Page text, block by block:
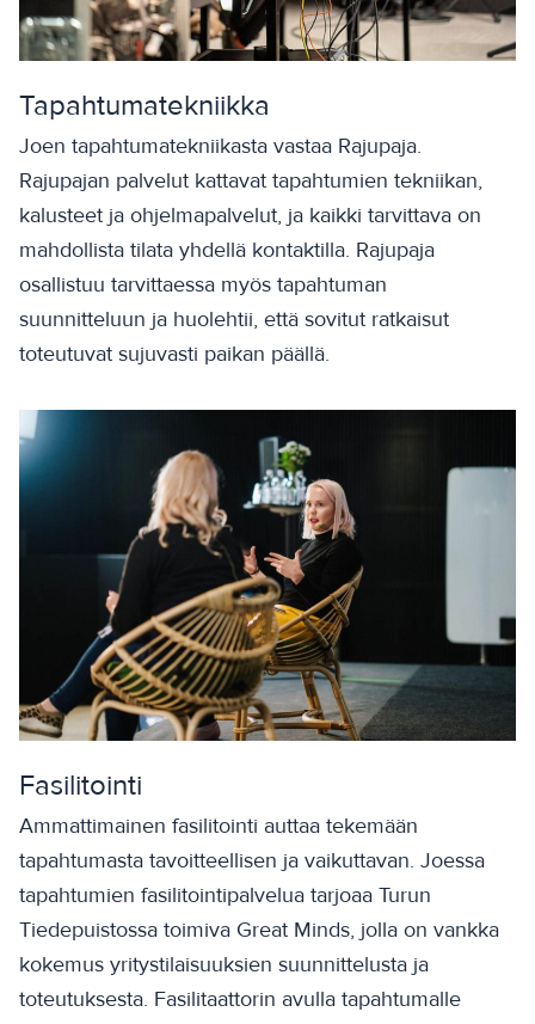
Tapahtumatekniikka
Joen tapahtumatekniikasta vastaa Rajupaja.
Rajupajan palvelut kattavat tapahtumien tekniikan,
kalusteet ja ohjelmapalvelut, ja kaikki tarvittava on
mahdollista tilata yhdellä kontaktilla. Rajupaja
osallistuu tarvittaessa myös tapahtuman
suunnitteluun ja huolehtii, että sovitut ratkaisut
toteutuvat sujuvasti paikan päällä.
Fasilitointi
Ammattimainen fasilitointi auttaa tekemään
tapahtumasta tavoitteellisen ja vaikuttavan. Joessa
tapahtumien fasilitointipalvelua tarjoaa Turun
Tiedepuistossa toimiva Great Minds, jolla on vankka
kokemus yritystilaisuuksien suunnittelusta ja
toteutuksesta. Fasilitaattorin avulla tapahtumalle